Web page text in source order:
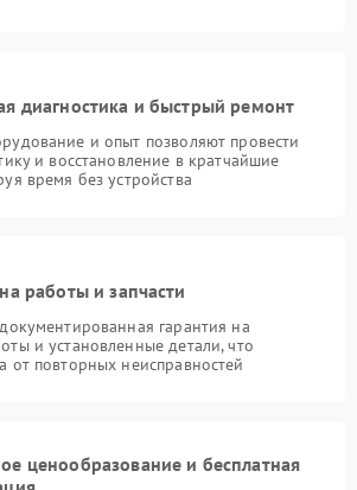
диагностика и быстрый ремонт
и опыт позволяют провести
и восстановление в кратчайшие
время без устройства
работы и запчасти
гарантия на
и установленные детали, что
от повторных неисправностей
ценообразование и бесплатная